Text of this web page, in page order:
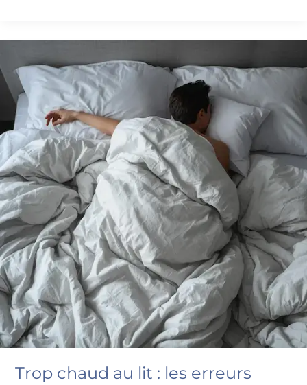
Trop chaud au lit : les erreurs